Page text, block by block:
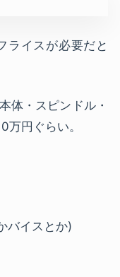
ライスが必要だと
体・スピンドル・
万円ぐらい。
バイスとか)